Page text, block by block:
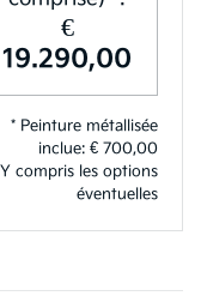
€
19.290,00
* Peinture métallisée
inclue: € 700,00
compris les options
éventuelles